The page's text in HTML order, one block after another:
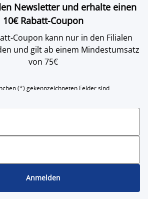
Newsletter und erhalte einen
10€ Rabatt-Coupon
Coupon kann nur in den Filialen
und gilt ab einem Mindestumsatz
von 75€
(*) gekennzeichneten Felder sind
Anmelden